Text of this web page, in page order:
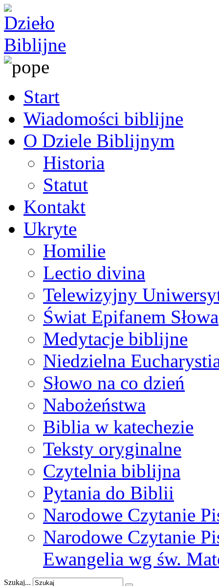
Start
Wiadomości biblijne
O Dziele Biblijnym
Historia
Statut
Kontakt
Ukryte
Homilie
Lectio divina
Telewizyjny
Świat Epifanem Słowa
Medytacje biblijne
Niedzielna
Słowo na co dzień
Nabożeństwa
Biblia w katechezie
Teksty oryginalne
Czytelnia biblijna
Pytania do Biblii
Narodowe Czytanie
Narodowe Czytanie
Ewangelia wg św.
Szukaj...